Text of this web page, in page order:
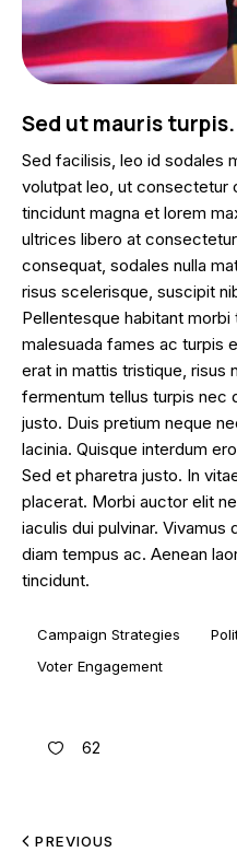
Sed ut mauris turpis.
Sed facilisis, leo id sodales
volutpat leo, ut consectetur
tincidunt magna et lorem
ultrices libero at
consequat, sodales nulla
risus scelerisque, suscipit
Pellentesque habitant
malesuada fames ac turpis
erat in mattis tristique, risus
fermentum tellus turpis nec
justo. Duis pretium neque
lacinia. Quisque interdum
Sed et pharetra justo. In
placerat. Morbi auctor elit
iaculis dui pulvinar.
diam tempus ac. Aenean
tincidunt.
Campaign Strategies
Voter Engagement
62
PREVIOUS